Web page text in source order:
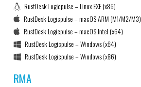
RustDesk Logicpulse – Linux EXE (x86)
RustDesk Logicpulse – macOS ARM (M1/M2/M3)
RustDesk Logicpulse – macOS Intel (x64)
RustDesk Logicpulse – Windows (x64)
RustDesk Logicpulse – Windows (x86)
RMA